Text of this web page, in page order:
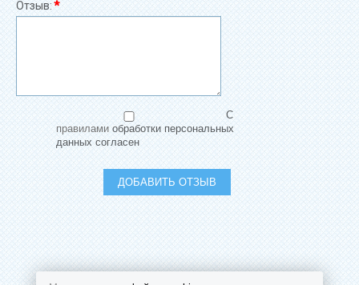
Отзыв:*
С
правилами обработки персональных
данных согласен